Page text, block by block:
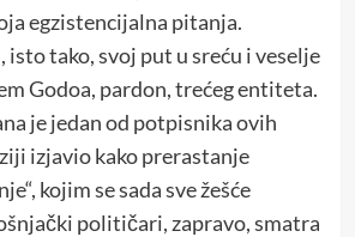
egzistencijalna pitanja.
tako, svoj put u sreću i veselje
Godoa, pardon, trećeg entiteta.
je jedan od potpisnika ovih
izjavio kako prerastanje
kojim se sada sve žešće
političari, zapravo, smatra